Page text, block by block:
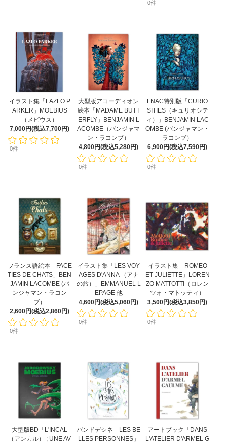
0件
イラスト集「LAZLO P
ARKER」MOEBIUS
（メビウス）
7,000円(税込7,700円)
0件
大型版アコーディオン
絵本「MADAME BUTT
ERFLY」BENJAMIN L
ACOMBE（バンジャマ
ン・ラコンブ）
4,800円(税込5,280円)
0件
FNAC特別版「CURIO
SITIES（キュリオシテ
ィ）」BENJAMIN LAC
OMBE (バンジャマン・
ラコンブ）
6,900円(税込7,590円)
0件
フランス語絵本「FACE
TIES DE CHATS」BEN
JAMIN LACOMBE (バ
ンジャマン・ラコン
ブ）
2,600円(税込2,860円)
0件
イラスト集「LES VOY
AGES D'ANNA （アナ
の旅）」EMMANUEL L
EPAGE 他
4,600円(税込5,060円)
0件
イラスト集「ROMEO
ET JULIETTE」LOREN
ZO MATTOTTI（ロレン
ツォ・マトッティ）
3,500円(税込3,850円)
0件
大型版BD「L'INCAL
（アンカル） ; UNE AV
バンドデシネ「LES BE
LLES PERSONNES」
アートブック「DANS
L'ATELIER D'ARMEL G